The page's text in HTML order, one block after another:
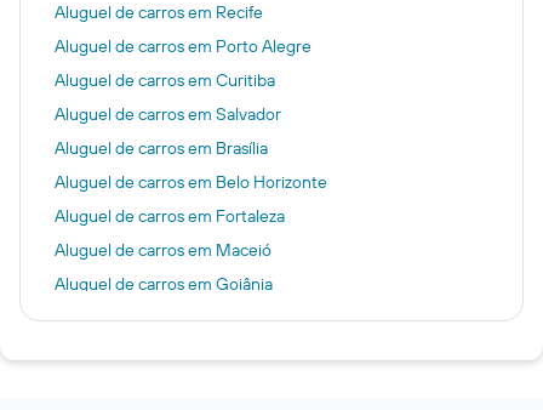
Aluguel de carros em Recife
Aluguel de carros em Porto Alegre
Aluguel de carros em Curitiba
Aluguel de carros em Salvador
Aluguel de carros em Brasília
Aluguel de carros em Belo Horizonte
Aluguel de carros em Fortaleza
Aluguel de carros em Maceió
Aluguel de carros em Goiânia
Aluguel de carros em Natal